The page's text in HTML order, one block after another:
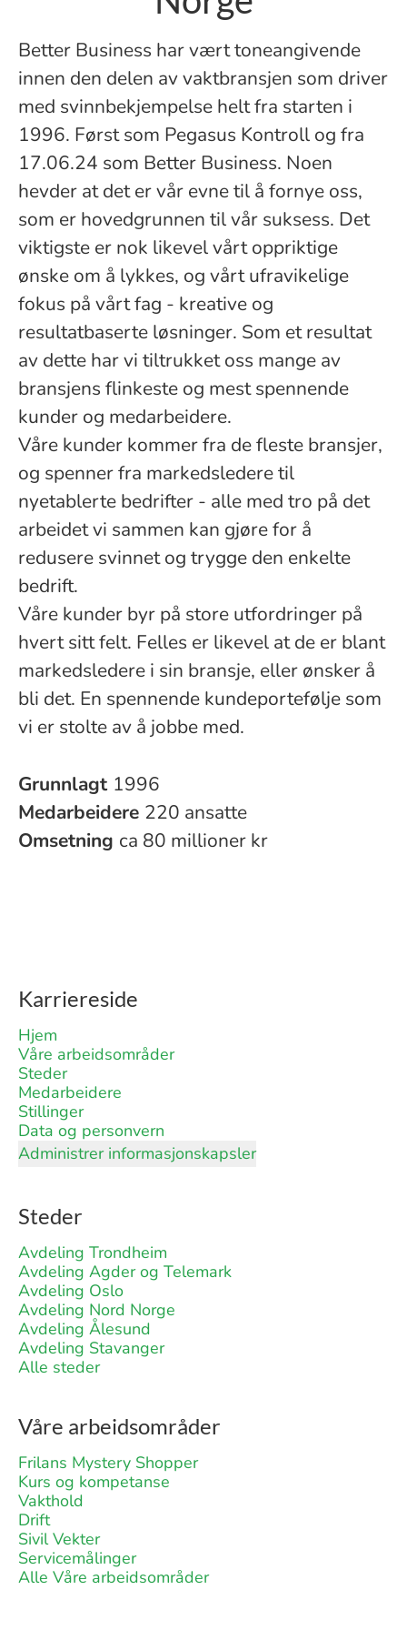
Better Business har vært toneangivende
innen den delen av vaktbransjen som driver
med svinnbekjempelse helt fra starten i
1996. Først som Pegasus Kontroll og fra
17.06.24 som Better Business. Noen
hevder at det er vår evne til å fornye oss,
som er hovedgrunnen til vår suksess. Det
viktigste er nok likevel vårt oppriktige
ønske om å lykkes, og vårt ufravikelige
fokus på vårt fag - kreative og
resultatbaserte løsninger. Som et resultat
av dette har vi tiltrukket oss mange av
bransjens flinkeste og mest spennende
kunder og medarbeidere.
Våre kunder kommer fra de fleste bransjer,
og spenner fra markedsledere til
nyetablerte bedrifter - alle med tro på det
arbeidet vi sammen kan gjøre for å
redusere svinnet og trygge den enkelte
bedrift.
Våre kunder byr på store utfordringer på
hvert sitt felt. Felles er likevel at de er blant
markedsledere i sin bransje, eller ønsker å
bli det. En spennende kundeportefølje som
vi er stolte av å jobbe med.
Grunnlagt 1996
Medarbeidere 220 ansatte
Omsetning ca 80 millioner kr
Karriereside
Hjem
Våre arbeidsområder
Steder
Medarbeidere
Stillinger
Data og personvern
Administrer informasjonskapsler
Steder
Avdeling Trondheim
Avdeling Agder og Telemark
Avdeling Oslo
Avdeling Nord Norge
Avdeling Ålesund
Avdeling Stavanger
Alle steder
Våre arbeidsområder
Frilans Mystery Shopper
Kurs og kompetanse
Vakthold
Drift
Sivil Vekter
Servicemålinger
Alle Våre arbeidsområder